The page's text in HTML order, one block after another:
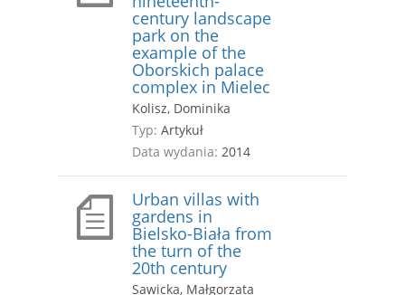
century landscape
park on the
example of the
Oborskich palace
complex in Mielec
Kolisz, Dominika
Typ: Artykuł
Data wydania: 2014
Urban villas with
gardens in
Bielsko-Biała from
the turn of the
20th century
Sawicka, Małgorzata